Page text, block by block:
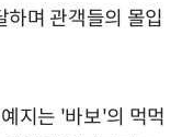
하며 관객들의 몰입
지는 '바보'의 먹먹